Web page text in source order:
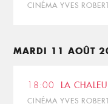
CINÉMA YVES
MARDI 11 AOÛT
18:00 LA
CINÉMA YVES